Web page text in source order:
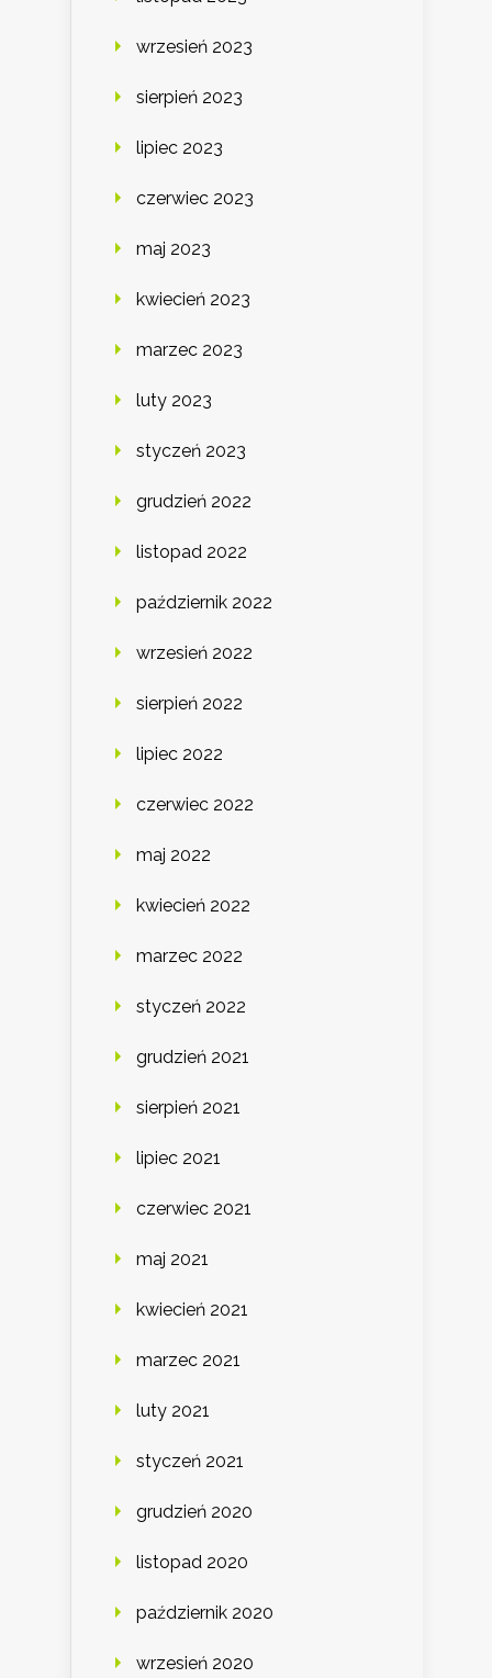
wrzesień 2023
sierpień 2023
lipiec 2023
czerwiec 2023
maj 2023
kwiecień 2023
marzec 2023
luty 2023
styczeń 2023
grudzień 2022
listopad 2022
październik 2022
wrzesień 2022
sierpień 2022
lipiec 2022
czerwiec 2022
maj 2022
kwiecień 2022
marzec 2022
styczeń 2022
grudzień 2021
sierpień 2021
lipiec 2021
czerwiec 2021
maj 2021
kwiecień 2021
marzec 2021
luty 2021
styczeń 2021
grudzień 2020
listopad 2020
październik 2020
wrzesień 2020